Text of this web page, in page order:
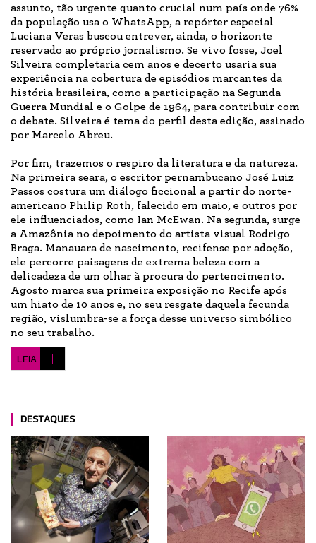
assunto, tão urgente quanto crucial num país onde 76%
da população usa o WhatsApp, a repórter especial
Luciana Veras buscou entrever, ainda, o horizonte
reservado ao próprio jornalismo. Se vivo fosse, Joel
Silveira completaria cem anos e decerto usaria sua
experiência na cobertura de episódios marcantes da
história brasileira, como a participação na Segunda
Guerra Mundial e o Golpe de 1964, para contribuir com
o debate. Silveira é tema do perfil desta edição, assinado
por Marcelo Abreu.
Por fim, trazemos o respiro da literatura e da natureza.
Na primeira seara, o escritor pernambucano José Luiz
Passos costura um diálogo ficcional a partir do norte-
americano Philip Roth, falecido em maio, e outros por
ele influenciados, como Ian McEwan. Na segunda, surge
a Amazônia no depoimento do artista visual Rodrigo
Braga. Manauara de nascimento, recifense por adoção,
ele percorre paisagens de extrema beleza com a
delicadeza de um olhar à procura do pertencimento.
Agosto marca sua primeira exposição no Recife após
um hiato de 10 anos e, no seu resgate daquela fecunda
região, vislumbra-se a força desse universo simbólico
no seu trabalho.
LEIA
DESTAQUES